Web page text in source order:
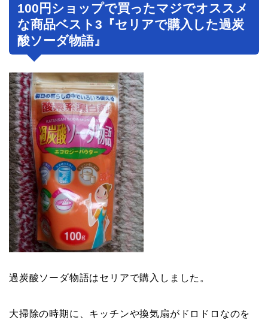
100円ショップで買ったマジでオススメ
な商品ベスト3『セリアで購入した過炭
酸ソーダ物語』
過炭酸ソーダ物語はセリアで購入しました。
大掃除の時期に、キッチンや換気扇がドロドロなのを